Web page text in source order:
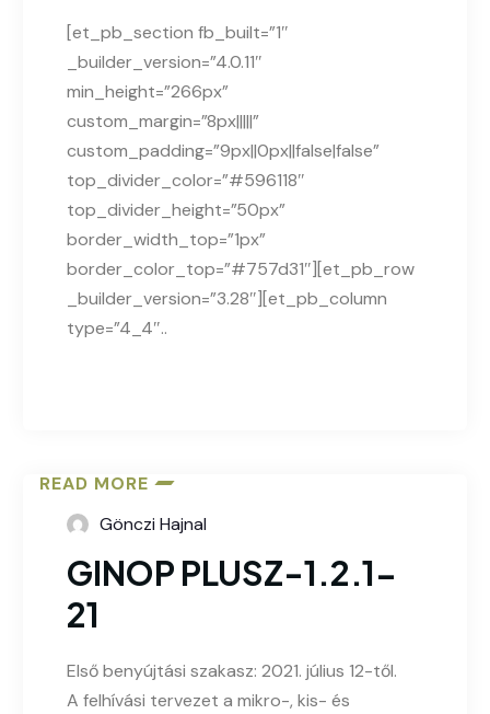
[et_pb_section fb_built=”1″
_builder_version=”4.0.11″
min_height=”266px”
custom_margin=”8px|||||”
custom_padding=”9px||0px||false|false”
top_divider_color=”#596118″
top_divider_height=”50px”
border_width_top=”1px”
border_color_top=”#757d31″][et_pb_row
_builder_version=”3.28″][et_pb_column
type=”4_4″..
READ MORE
Gönczi Hajnal
GINOP PLUSZ-1.2.1-
21
Első benyújtási szakasz: 2021. július 12-től.
A felhívási tervezet a mikro-, kis- és